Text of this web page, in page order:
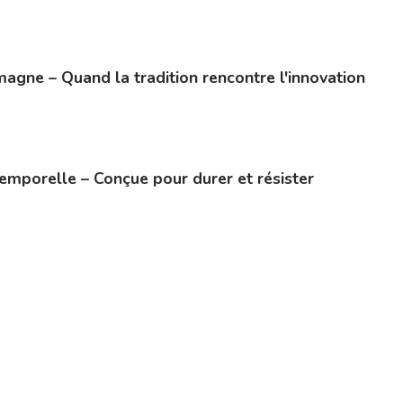
– Quand la tradition rencontre l'innovation
– Conçue pour durer et résister